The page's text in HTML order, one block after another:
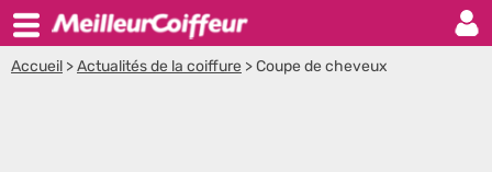
Accueil >Actualités de la coiffure >Coupe de cheveux